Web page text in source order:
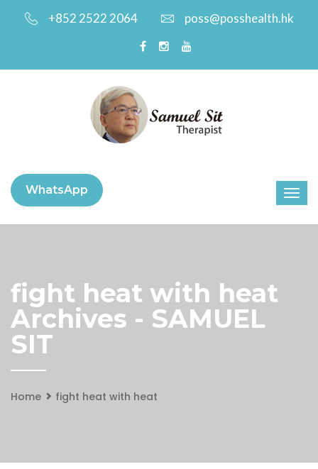
+852 2522 2064 poss@posshealth.hk
WhatsApp
fight heat with heat
Archives - SAMUEL
SIT
Home fight heat with heat